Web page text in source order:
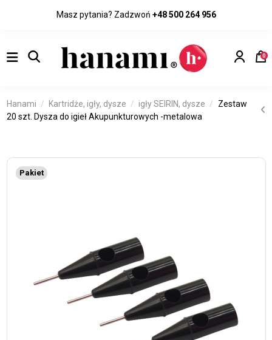
Masz pytania? Zadzwoń +48 500 264 956
0
Hanami Kartridże, igły, dysze igły SEIRIN, dysze
Zestaw
20 szt. Dysza do igieł Akupunkturowych -metalowa
Pakiet